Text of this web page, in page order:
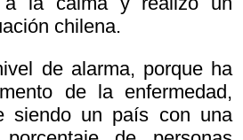
chilena.
de alarma, porque ha
de la enfermedad,
siendo un país con una